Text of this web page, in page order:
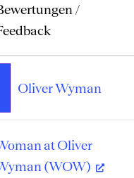
/
Oliver Wyman
at Oliver
(WOW)